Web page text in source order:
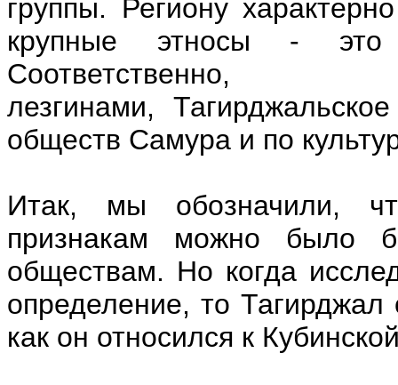
группы. Региону
крупные этносы -
лезгинами,
обществ Самура и по
Итак, мы обозначили,
признакам можно было
обществам. Но когда
определение, то
как он относился к